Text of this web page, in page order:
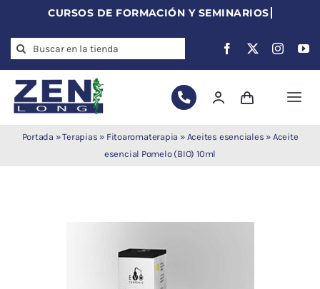
content
Search
for:
Portada »Terapias » Fitoaromaterapia » Aceites esenciales » Aceite
esencial Pomelo (BIO) 10ml